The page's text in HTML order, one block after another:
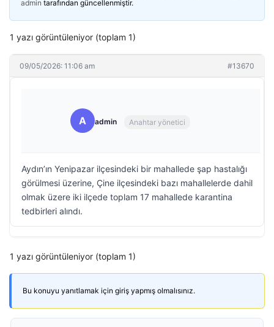
admin tarafından güncellenmiştir.
1 yazı görüntüleniyor (toplam 1)
09/05/2026: 11:06 am #13670
A admin Anahtar yönetici
Aydın’ın Yenipazar ilçesindeki bir mahallede şap hastalığı
görülmesi üzerine, Çine ilçesindeki bazı mahallelerde dahil
olmak üzere iki ilçede toplam 17 mahallede karantina
tedbirleri alındı.
1 yazı görüntüleniyor (toplam 1)
Bu konuyu yanıtlamak için giriş yapmış olmalısınız.